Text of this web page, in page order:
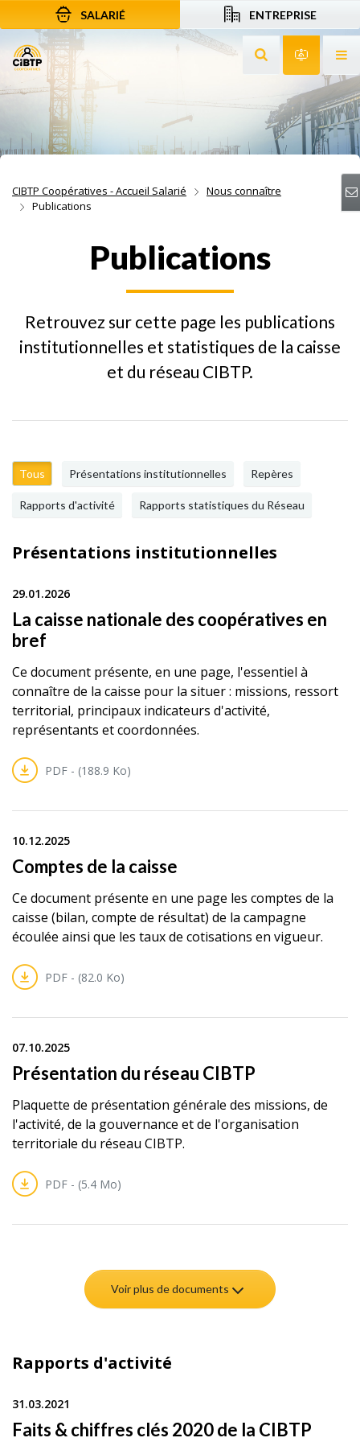
Aller au contenu
Aller à la recherche
Aller à la navigation
SALARIÉ ENTREPRISE
Rechercher sur
CIBTP Coopératives - Accueil Salarié
Nous connaître
Publications
Publications
Retrouvez sur cette page les publications
institutionnelles et statistiques de la caisse
et du réseau CIBTP.
Tous Présentations institutionnelles Repères
Rapports d'activité Rapports statistiques du Réseau
Présentations institutionnelles
29.01.2026
La caisse nationale des coopératives en
bref
Ce document présente, en une page, l'essentiel à
connaître de la caisse pour la situer : missions, ressort
territorial, principaux indicateurs d'activité,
représentants et coordonnées.
PDF - (188.9 Ko)
10.12.2025
Comptes de la caisse
Ce document présente en une page les comptes de la
caisse (bilan, compte de résultat) de la campagne
écoulée ainsi que les taux de cotisations en vigueur.
PDF - (82.0 Ko)
07.10.2025
Présentation du réseau CIBTP
Plaquette de présentation générale des missions, de
l'activité, de la gouvernance et de l'organisation
territoriale du réseau CIBTP.
PDF - (5.4 Mo)
Voir plus de documents
Rapports d'activité
31.03.2021
Faits & chiffres clés 2020 de la CIBTP